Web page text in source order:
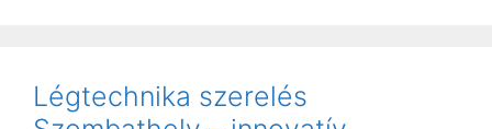
Légtechnika szerelés